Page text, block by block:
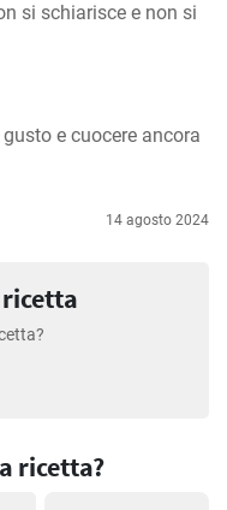
si schiarisce e non si
e cuocere ancora
14 agosto 2024
ricetta?